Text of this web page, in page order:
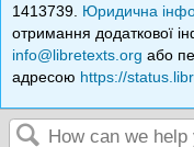
1413739. Юридична
отримання додаткової
info@libretexts.org або
адресою https://